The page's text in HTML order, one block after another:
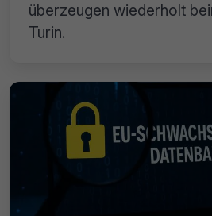
überzeugen wiederholt
Turin.